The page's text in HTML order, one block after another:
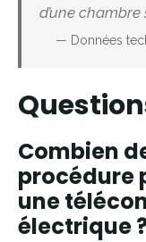
d’une
— Données
Combien
procédure
une
électrique